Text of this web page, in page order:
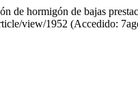
de hormigón de bajas
view/1952 (Accedido: